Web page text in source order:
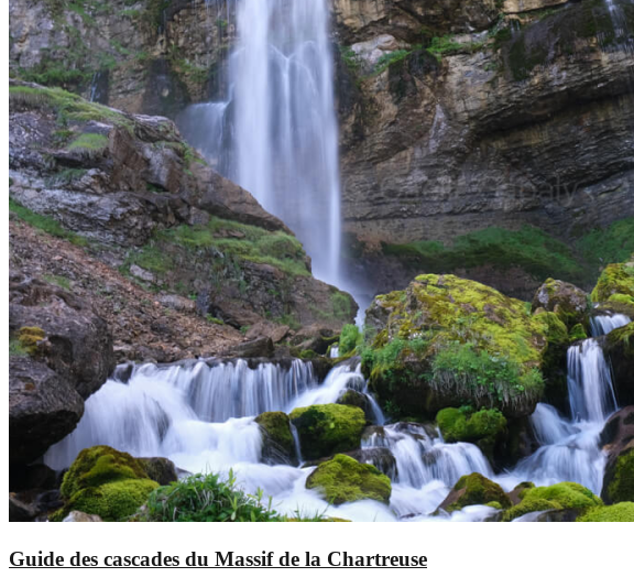
Guide des cascades du Massif de la Chartreuse